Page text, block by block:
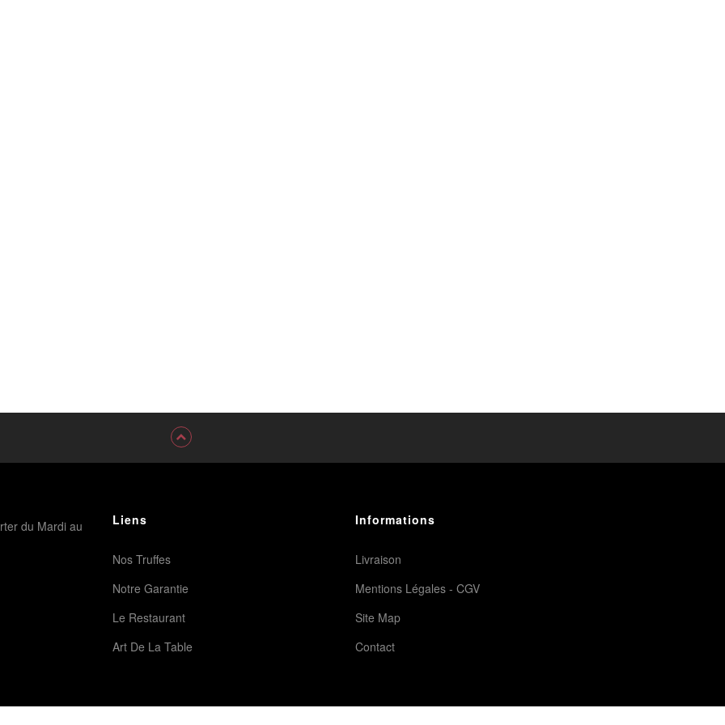
du Mardi au
Liens
Nos Truffes
Notre Garantie
Le Restaurant
Art De La Table
Informations
Livraison
Mentions Légales - CGV
Site Map
Contact